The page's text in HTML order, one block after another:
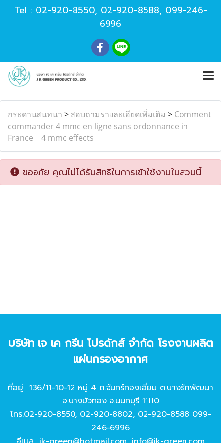
Tel : 02-920-8550, 02-920-8588, 099-246-
6996
กระดานสนทนา > สอบถามรายละเอียดเพิ่มเติม > Comment
commander 4 mmc en ligne sans ordonnance in
France | 4 mmc effects
ขออภัย คุณไม่ได้รับสิทธิในการเข้าใช้งานในส่วนนี้
บริษัท เจ เค กรีน โปรดักส์ จํากัด โรงงานผลิต
แผ่นกรองอากาศ
ที่อยู่ 136/11-10-12 หมู่ 4 ถ.จันทร์ทองเอี่ยม ต.บางรักพัฒนา
อ.บางบัวทอง จ.นนทบุรี 11110
โทร.02-920-8550, 02-920-8802, 02-920-8588 099-
246-6996